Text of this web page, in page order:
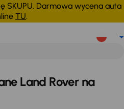
SKUPU. Darmowa wycena auta
TU.
Land Rover na